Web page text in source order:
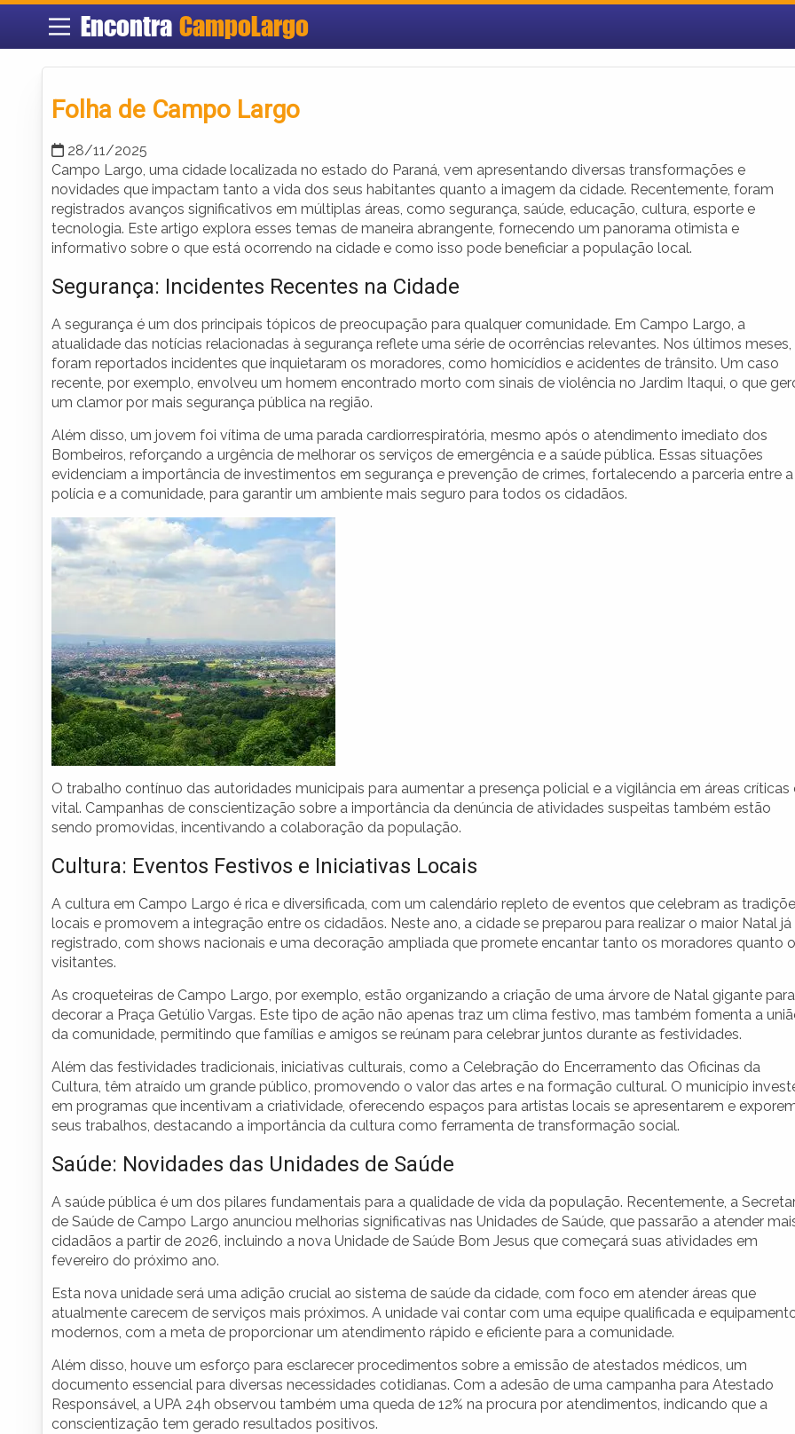
Encontra CampoLargo
Folha de Campo Largo
28/11/2025
Campo Largo, uma cidade localizada no estado do Paraná, vem apresentando diversas transformações e
novidades que impactam tanto a vida dos seus habitantes quanto a imagem da cidade. Recentemente, foram
registrados avanços significativos em múltiplas áreas, como segurança, saúde, educação, cultura, esporte e
tecnologia. Este artigo explora esses temas de maneira abrangente, fornecendo um panorama otimista e
informativo sobre o que está ocorrendo na cidade e como isso pode beneficiar a população local.
Segurança: Incidentes Recentes na Cidade
A segurança é um dos principais tópicos de preocupação para qualquer comunidade. Em Campo Largo, a
atualidade das notícias relacionadas à segurança reflete uma série de ocorrências relevantes. Nos últimos meses,
foram reportados incidentes que inquietaram os moradores, como homicídios e acidentes de trânsito. Um caso
recente, por exemplo, envolveu um homem encontrado morto com sinais de violência no Jardim Itaqui, o que
um clamor por mais segurança pública na região.
Além disso, um jovem foi vítima de uma parada cardiorrespiratória, mesmo após o atendimento imediato dos
Bombeiros, reforçando a urgência de melhorar os serviços de emergência e a saúde pública. Essas situações
evidenciam a importância de investimentos em segurança e prevenção de crimes, fortalecendo a parceria entre a
polícia e a comunidade, para garantir um ambiente mais seguro para todos os cidadãos.
O trabalho contínuo das autoridades municipais para aumentar a presença policial e a vigilância em áreas críticas
vital. Campanhas de conscientização sobre a importância da denúncia de atividades suspeitas também estão
sendo promovidas, incentivando a colaboração da população.
Cultura: Eventos Festivos e Iniciativas Locais
A cultura em Campo Largo é rica e diversificada, com um calendário repleto de eventos que celebram as
locais e promovem a integração entre os cidadãos. Neste ano, a cidade se preparou para realizar o maior Natal já
registrado, com shows nacionais e uma decoração ampliada que promete encantar tanto os moradores quanto
visitantes.
As croqueteiras de Campo Largo, por exemplo, estão organizando a criação de uma árvore de Natal gigante para
decorar a Praça Getúlio Vargas. Este tipo de ação não apenas traz um clima festivo, mas também fomenta a
da comunidade, permitindo que famílias e amigos se reúnam para celebrar juntos durante as festividades.
Além das festividades tradicionais, iniciativas culturais, como a Celebração do Encerramento das Oficinas da
Cultura, têm atraído um grande público, promovendo o valor das artes e na formação cultural. O município
em programas que incentivam a criatividade, oferecendo espaços para artistas locais se apresentarem e
seus trabalhos, destacando a importância da cultura como ferramenta de transformação social.
Saúde: Novidades das Unidades de Saúde
A saúde pública é um dos pilares fundamentais para a qualidade de vida da população. Recentemente, a
de Saúde de Campo Largo anunciou melhorias significativas nas Unidades de Saúde, que passarão a atender
cidadãos a partir de 2026, incluindo a nova Unidade de Saúde Bom Jesus que começará suas atividades em
fevereiro do próximo ano.
Esta nova unidade será uma adição crucial ao sistema de saúde da cidade, com foco em atender áreas que
atualmente carecem de serviços mais próximos. A unidade vai contar com uma equipe qualificada e
modernos, com a meta de proporcionar um atendimento rápido e eficiente para a comunidade.
Além disso, houve um esforço para esclarecer procedimentos sobre a emissão de atestados médicos, um
documento essencial para diversas necessidades cotidianas. Com a adesão de uma campanha para Atestado
Responsável, a UPA 24h observou também uma queda de 12% na procura por atendimentos, indicando que a
conscientização tem gerado resultados positivos.